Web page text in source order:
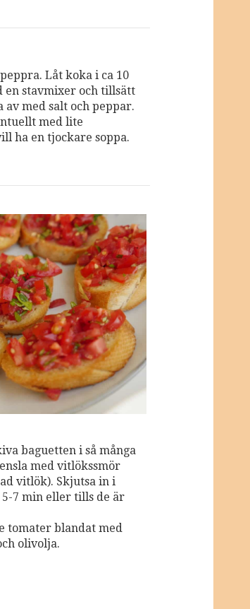
Låt koka i ca 10
en stavmixer och tillsätt
av med salt och peppar.
med lite
ha en tjockare soppa.
baguetten i så många
med vitlökssmör
vitlök). Skjutsa in i
5-7 min eller tills de är
tomater blandat med
olivolja.